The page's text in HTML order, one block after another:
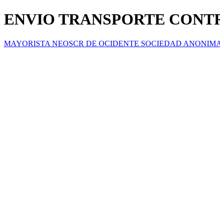
ENVIO TRANSPORTE
MAYORISTA NEOSCR DE OCIDENTE SOCIEDAD